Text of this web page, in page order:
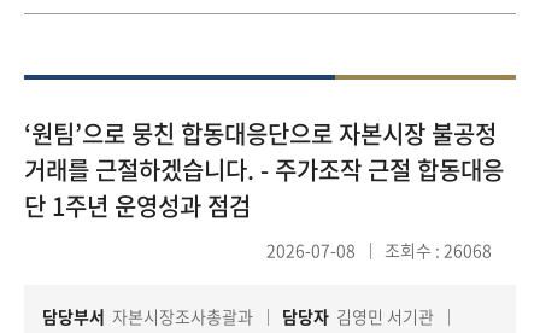
참
여
마
당
‘원팀’으로 뭉친 합동대응단으로 자본시장 불공정
거래를 근절하겠습니다. - 주가조작 근절 합동대응
단 1주년 운영성과 점검
2026-07-08 조회수 : 26068
담당부서 자본시장조사총괄과 담당자 김영민 서기관